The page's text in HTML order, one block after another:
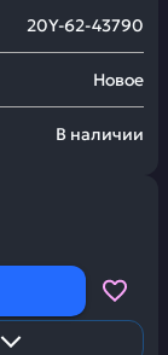
20Y-62-43790
Новое
В наличии